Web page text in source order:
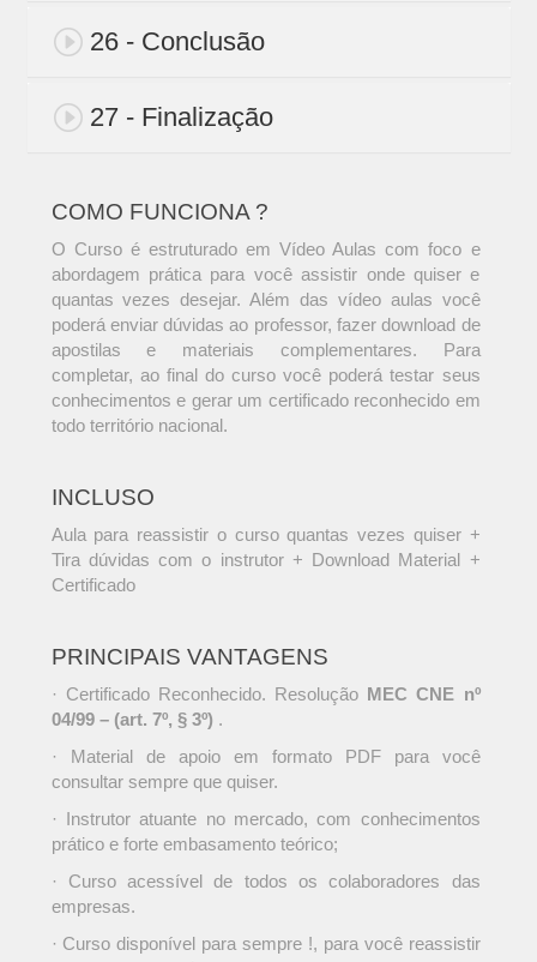
26 - Conclusão
27 - Finalização
COMO FUNCIONA ?
O Curso é estruturado em Vídeo Aulas com foco e
abordagem prática para você assistir onde quiser e
quantas vezes desejar. Além das vídeo aulas você
poderá enviar dúvidas ao professor, fazer download de
apostilas e materiais complementares. Para
completar, ao final do curso você poderá testar seus
conhecimentos e gerar um certificado reconhecido em
todo território nacional.
INCLUSO
Aula para reassistir o curso quantas vezes quiser +
Tira dúvidas com o instrutor + Download Material +
Certificado
PRINCIPAIS VANTAGENS
· Certificado Reconhecido. Resolução MEC CNE nº
04/99 – (art. 7º, § 3º) .
· Material de apoio em formato PDF para você
consultar sempre que quiser.
· Instrutor atuante no mercado, com conhecimentos
prático e forte embasamento teórico;
· Curso acessível de todos os colaboradores das
empresas.
· Curso disponível para sempre !, para você reassistir